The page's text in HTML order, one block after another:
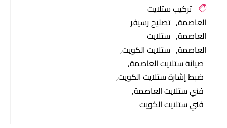
تركيب ستلايت
العاصمة تصليح رسيفر
العاصمة ستلايت
العاصمة ستلايت الكويت
صيانة ستلايت العاصمة
ضبط إشارة ستلايت الكويت
فني ستلايت العاصمة
فني ستلايت الكويت